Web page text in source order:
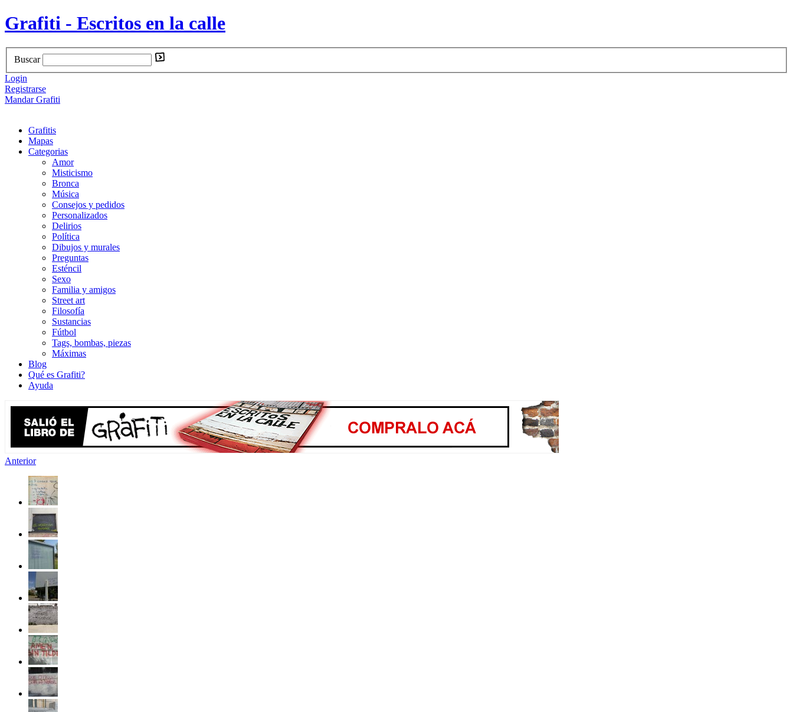
Grafiti - Escritos en la calle
Buscar
Login
Registrarse
Mandar Grafiti
Grafitis
Mapas
Categorias
Amor
Misticismo
Bronca
Música
Consejos y pedidos
Personalizados
Delirios
Política
Dibujos y murales
Preguntas
Esténcil
Sexo
Familia y amigos
Street art
Filosofía
Sustancias
Fútbol
Tags, bombas, piezas
Máximas
Blog
Qué es Grafiti?
Ayuda
Anterior